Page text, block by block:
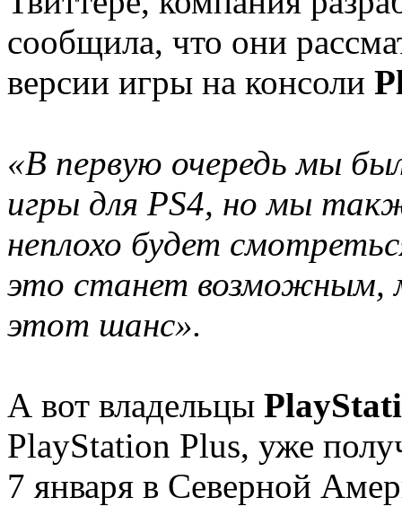
сообщила, что они
версии игры на консоли
«В первую очередь мы
игры для PS4, но мы
неплохо будет
это станет возможным,
этот шанс».
А вот владельцы
PlayStation Plus, уже
7 января в Северной